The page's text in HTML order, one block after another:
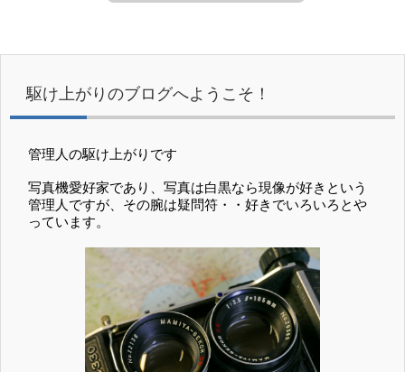
駆け上がりのブログへようこそ！
管理人の駆け上がりです
写真機愛好家であり、写真は白黒なら現像が好きという
管理人ですが、その腕は疑問符・・好きでいろいろとや
っています。